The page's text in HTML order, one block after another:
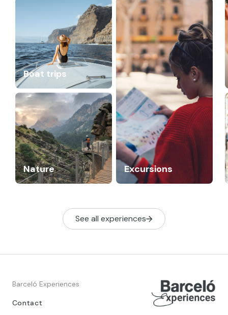
Boat trips
Excursions
Nature
See all experiences
Barceló Experiences
Contact